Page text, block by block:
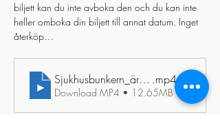
biljett kan du inte avboka den och du kan inte
heller omboka din biljett till annat datum. Inget
återköp…
.mp4
Download MP4 • 12.65MB